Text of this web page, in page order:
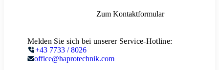
Zum Kontaktformular
Melden Sie sich bei unserer Service-Hotline:
+43 7733 / 8026
office@haprotechnik.com